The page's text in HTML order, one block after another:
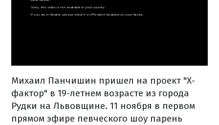
Михаил Панчишин пришел на проект "Х-
фактор" в 19-летнем возрасте из города
Рудки на Львовщине. 11 ноября в первом
прямом эфире певческого шоу парень